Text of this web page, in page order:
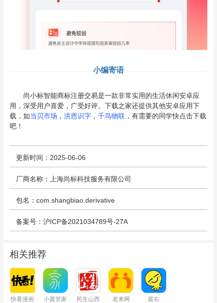
小编寄语
尚小标智能商标注册交易是一款非常实用的生活休闲安卓应
用，深受用户喜爱，广受好评。下载之家还提供其他安卓应用下
载，如当贝市场 ， 洪恩识字， 千鸟物联 ，有需要的同学快点击下载
吧！
更新时间：2025-06-06
厂商名称：上海尚标科技服务有限公司
包名：com.shangbiao.derivative
备案号：沪ICP备2021034789号-27A
相关推荐
快看漫画 小翼管家 民生山西 老来网 最右